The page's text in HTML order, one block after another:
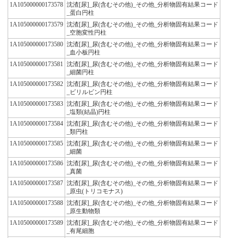
1A105000000173578 沈渣[尿]_尿(含むその他)_その他_分析物固有結果コード
_蛋白円柱
1A105000000173579 沈渣[尿]_尿(含むその他)_その他_分析物固有結果コード
_空胞変性円柱
1A105000000173580 沈渣[尿]_尿(含むその他)_その他_分析物固有結果コード
_血小板円柱
1A105000000173581
沈渣[尿]_尿(含むその他)_その他_分析物固有結果コード
_細菌円柱
1A105000000173582 沈渣[尿]_尿(含むその他)_その他_分析物固有結果コード
_ビリルビン円柱
1A105000000173583 沈渣[尿]_尿(含むその他)_その他_分析物固有結果コード
_塩類(結晶)円柱
1A105000000173584 沈渣[尿]_尿(含むその他)_その他_分析物固有結果コード
_類円柱
1A105000000173585 沈渣[尿]_尿(含むその他)_その他_分析物固有結果コード
_細菌
1A105000000173586 沈渣[尿]_尿(含むその他)_その他_分析物固有結果コード
_真菌
1A105000000173587 沈渣[尿]_尿(含むその他)_その他_分析物固有結果コード
_原虫(トリコモナス)
1A105000000173588 沈渣[尿]_尿(含むその他)_その他_分析物固有結果コード
_原生動物類
1A105000000173589 沈渣[尿]_尿(含むその他)_その他_分析物固有結果コード
_有尾細胞